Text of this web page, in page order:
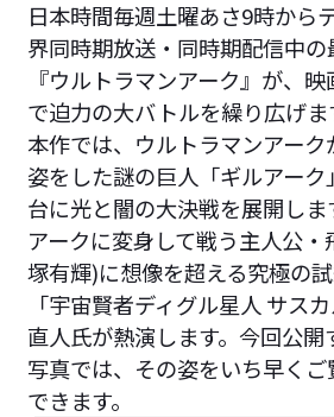
日本時間毎週土曜あさ9時から
界同時期放送・同時期配信中
『ウルトラマンアーク』が、
で迫力の大バトルを繰り広げま
本作では、ウルトラマンアー
姿をした謎の巨人「ギルアー
台に光と闇の大決戦を展開し
アークに変身して戦う主人公
塚有輝)に想像を超える究極の
「宇宙賢者ディグル星人 サス
直人氏が熱演します。今回公
写真では、その姿をいち早く
できます。